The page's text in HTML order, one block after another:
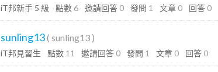
iT邦新手 5 級 點數 6 邀請回答 0 發問 1 文章 0 回答 0
sunling13( sunling13 )
iT邦見習生 點數 11 邀請回答 0 發問 1 文章 0 回答 0